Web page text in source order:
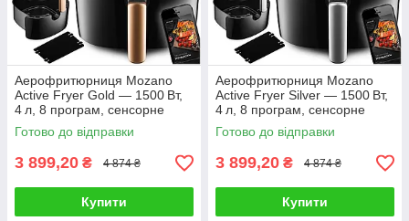
Аерофритюрниця Mozano
Active Fryer Gold — 1500 Вт,
4 л, 8 програм, сенсорне
керування, золотистий колір
Готово до відправки
3 899,20 ₴ 4 874 ₴
Купити
Аерофритюрниця Mozano
Active Fryer Silver — 1500 Вт,
4 л, 8 програм, сенсорне
керування, антипригарне
покриття
Готово до відправки
3 899,20 ₴ 4 874 ₴
Купити